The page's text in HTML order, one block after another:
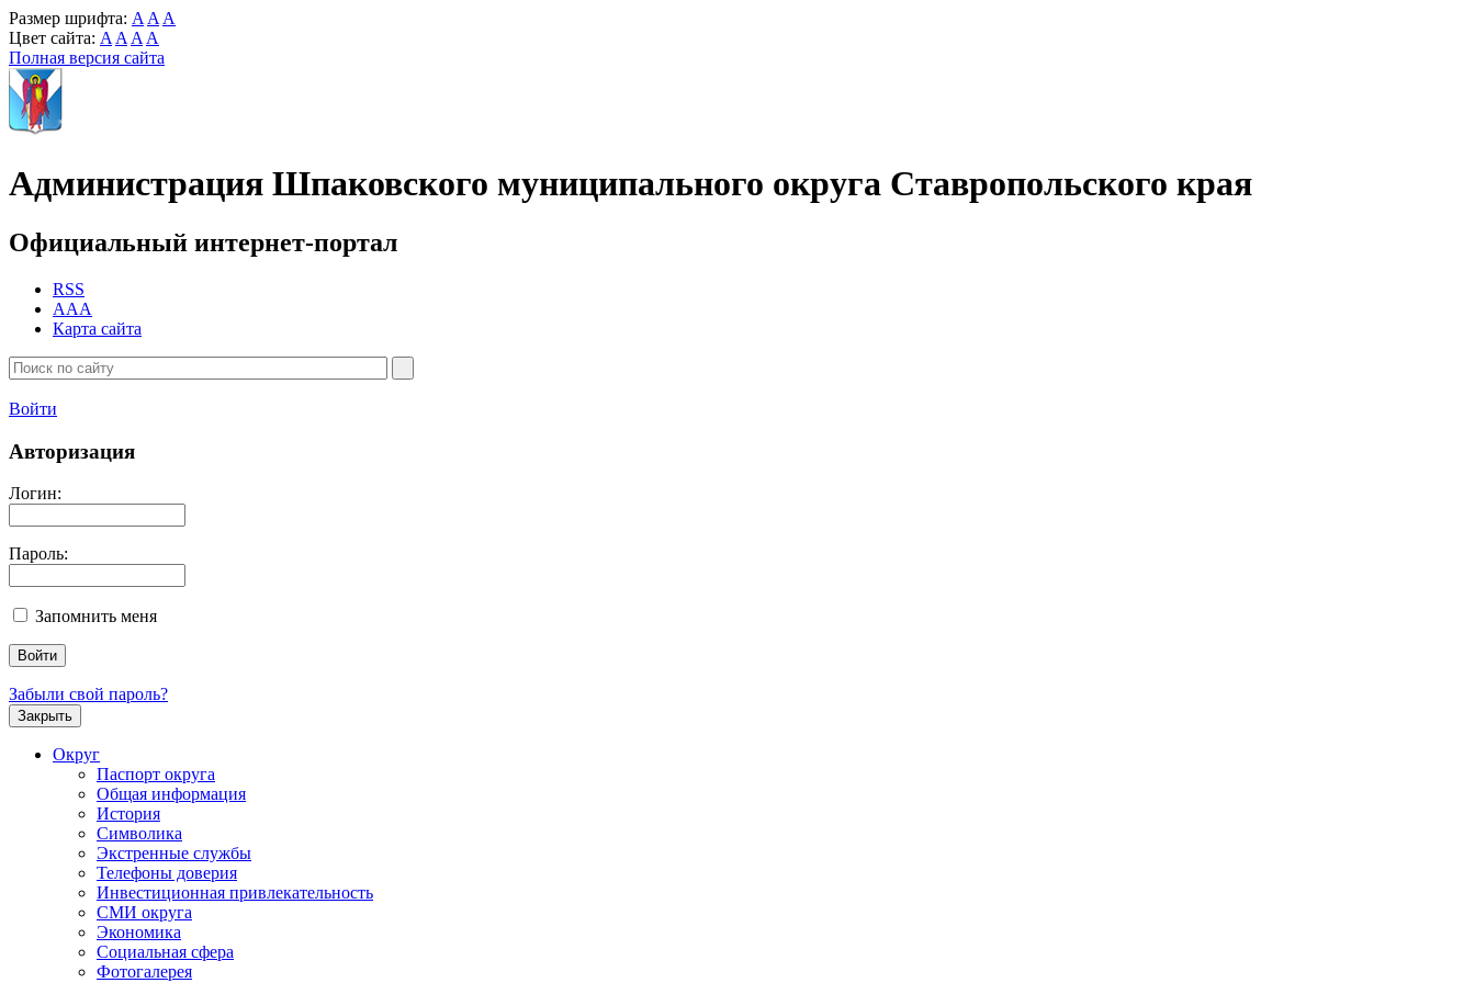
Размер шрифта: A A A
Цвет сайта: A A A A
Полная версия сайта
Администрация Шпаковского муниципального округа Ставропольского края
Официальный интернет-портал
RSS
AAA
Карта сайта
Войти
Авторизация
Логин:
Пароль:
Запомнить меня
Забыли свой пароль?
Закрыть
Округ
Паспорт округа
Общая информация
История
Символика
Экстренные службы
Телефоны доверия
Инвестиционная привлекательность
СМИ округа
Экономика
Социальная сфера
Фотогалерея